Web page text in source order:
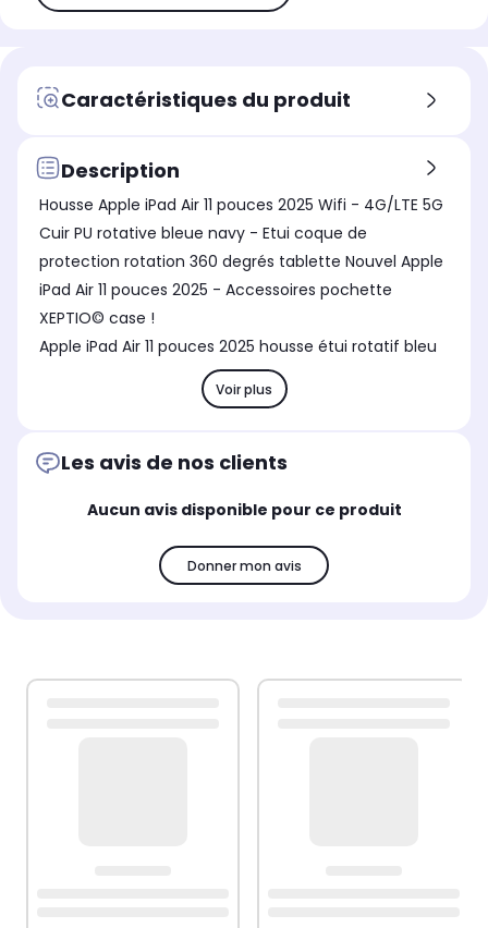
Caractéristiques du produit
Description
Housse Apple iPad Air 11 pouces 2025 Wifi - 4G/LTE 5G
Cuir PU rotative bleue navy - Etui coque de
protection rotation 360 degrés tablette Nouvel Apple
iPad Air 11 pouces 2025 - Accessoires pochette
XEPTIO© case !
Apple iPad Air 11 pouces 2025 housse étui rotatif bleu
Voir plus
Les avis de nos clients
Aucun avis disponible pour ce produit
Donner mon avis